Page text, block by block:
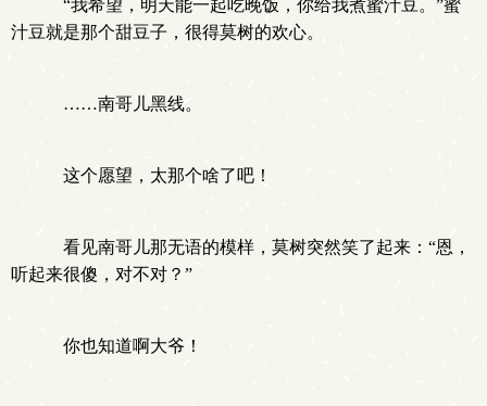
“我希望，明天能一起吃晚饭，你给我煮蜜汁豆。”蜜
汁豆就是那个甜豆子，很得莫树的欢心。
……南哥儿黑线。
这个愿望，太那个啥了吧！
看见南哥儿那无语的模样，莫树突然笑了起来：“恩，
听起来很傻，对不对？”
你也知道啊大爷！